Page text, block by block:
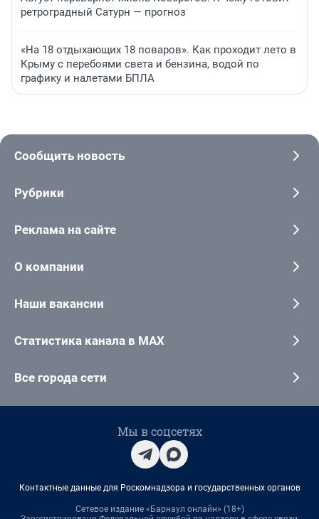
ретроградный Сатурн — прогноз
«На 18 отдыхающих 18 поваров». Как проходит лето в
Крыму с перебоями света и бензина, водой по
графику и налетами БПЛА
Сообщить новость
Рубрики
Реклама на сайте
О компании
Наши вакансии
Статистика канала в MAX
Все города сети
Мы в соцсетях
Контактные данные для Роскомнадзора и государственных органов
Сетевое издание «Барнаул онлайн» (18+)